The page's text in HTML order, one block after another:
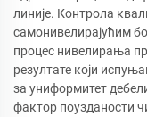
линије. Контрола
самонивелирајућим
процес нивелирања
резултате који
за униформитет
фактор поузданости